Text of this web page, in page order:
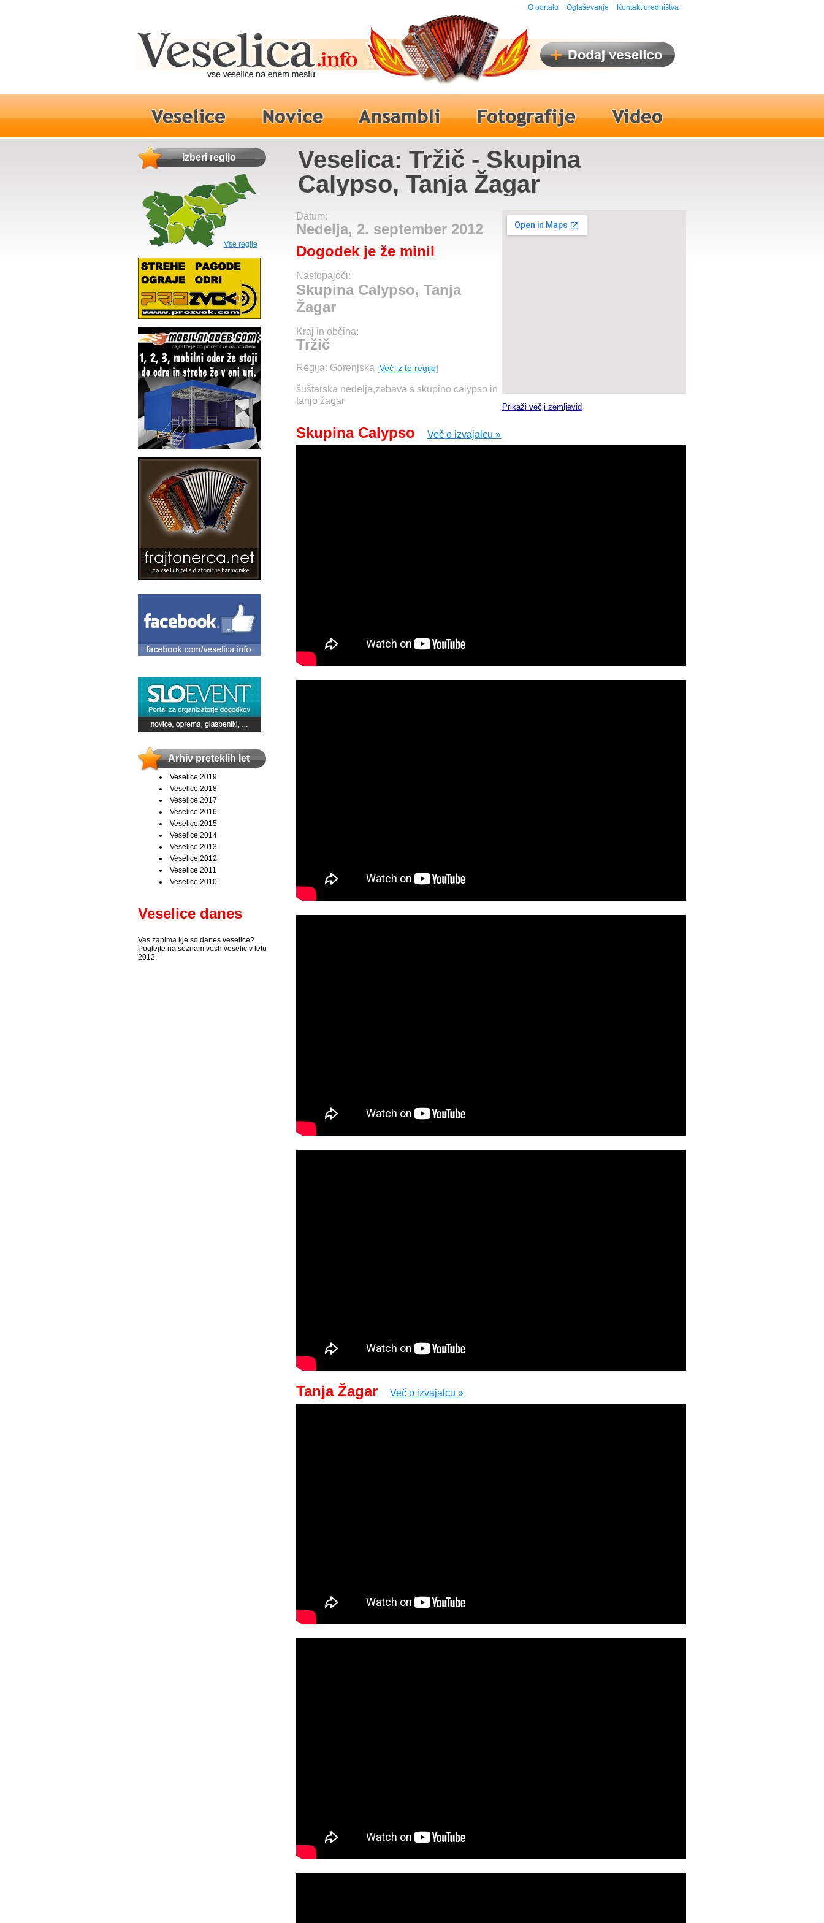
O portalu Oglaševanje Kontakt uredništva
Izberi regijo
Vse regije
Arhiv preteklih let
Veselice 2019
Veselice 2018
Veselice 2017
Veselice 2016
Veselice 2015
Veselice 2014
Veselice 2013
Veselice 2012
Veselice 2011
Veselice 2010
Veselice danes
Vas zanima kje so danes veselice?
Poglejte na seznam vesh veselic v letu
2012.
Veselica: Tržič - Skupina
Calypso, Tanja Žagar
Prikaži večji zemljevid
Datum:
Nedelja, 2. september 2012
Dogodek je že minil
Nastopajoči:
Skupina Calypso, Tanja
Žagar
Kraj in občina:
Tržič
Regija: Gorenjska [Več iz te regije]
šuštarska nedelja,zabava s skupino calypso in
tanjo žagar
Skupina Calypso Več o izvajalcu »
Tanja Žagar Več o izvajalcu »